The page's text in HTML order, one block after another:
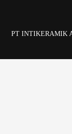
PT INTIKERAMIK